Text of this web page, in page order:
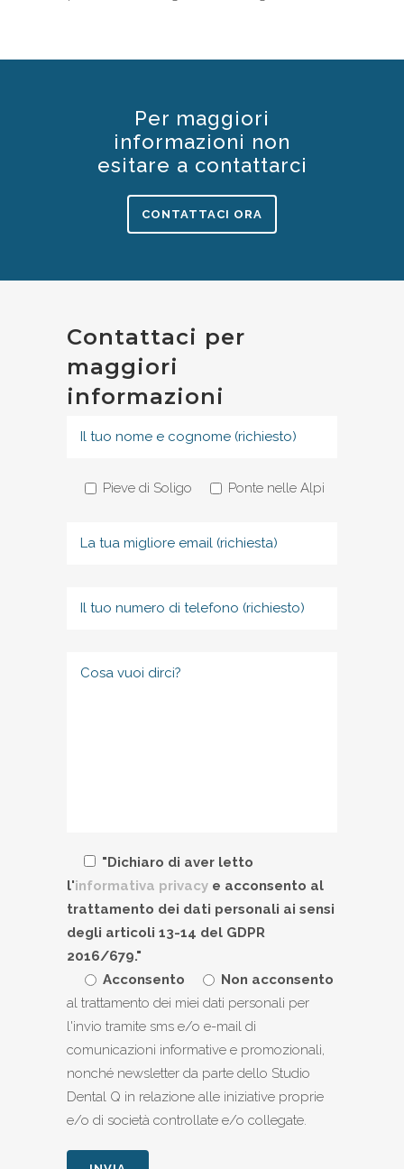
Per maggiori
informazioni non
esitare a contattarci
CONTATTACI ORA
Contattaci per
maggiori
informazioni
Pieve di Soligo Ponte nelle Alpi
"Dichiaro di aver letto
l'informativa privacy e acconsento al
trattamento dei dati personali ai sensi
degli articoli 13-14 del GDPR
2016/679."
Acconsento
Non acconsento
al trattamento dei miei dati personali per
l'invio tramite sms e/o e-mail di
comunicazioni informative e promozionali,
nonché newsletter da parte dello Studio
Dental Q in relazione alle iniziative proprie
e/o di società controllate e/o collegate.